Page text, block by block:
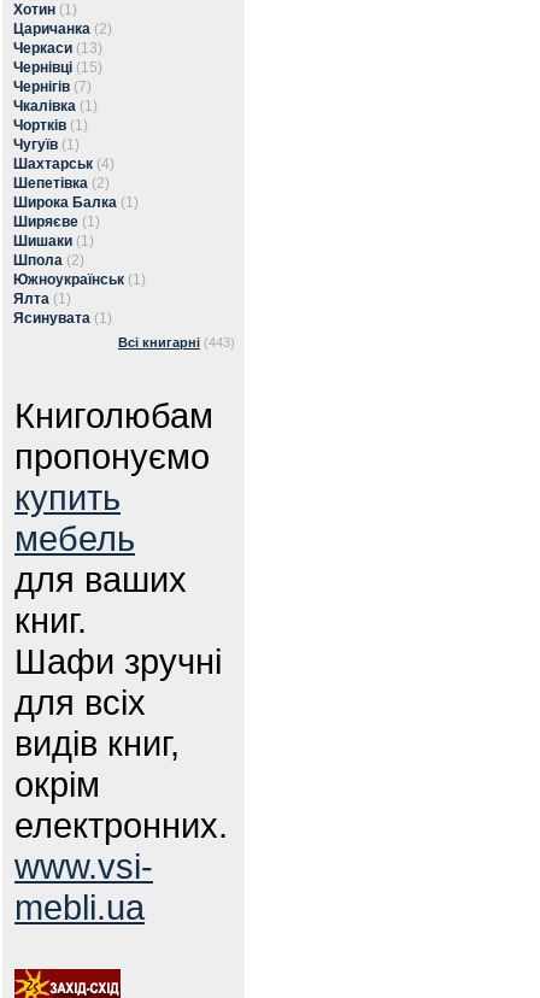
Хотин (1)
Царичанка (2)
Черкаси (13)
Чернівці (15)
Чернігів (7)
Чкалівка (1)
Чортків (1)
Чугуїв (1)
Шахтарськ (4)
Шепетівка (2)
Широка Балка (1)
Ширяєве (1)
Шишаки (1)
Шпола (2)
Южноукраїнськ (1)
Ялта (1)
Ясинувата (1)
Всі книгарні (443)
Книголюбам
пропонуємо
купить
мебель
для ваших
книг.
Шафи зручні
для всіх
видів книг,
окрім
електронних.
www.vsi-
mebli.ua